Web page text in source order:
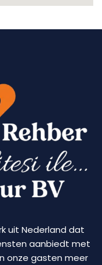
uit Nederland dat
aanbiedt met
onze gasten meer